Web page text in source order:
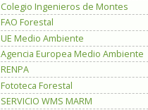
Colegio Ingenieros de Montes
FAO Forestal
UE Medio Ambiente
Agencia Europea Medio Ambiente
RENPA
Fototeca Forestal
SERVICIO WMS MARM